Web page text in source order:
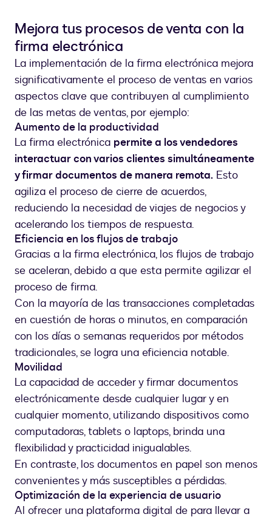
Mejora tus procesos de venta con la
firma electrónica
La implementación de la firma electrónica mejora
significativamente el proceso de ventas en varios
aspectos clave que contribuyen al cumplimiento
de las metas de ventas, por ejemplo:
Aumento de la productividad
La firma electrónica permite a los vendedores
interactuar con varios clientes simultáneamente
y firmar documentos de manera remota. Esto
agiliza el proceso de cierre de acuerdos,
reduciendo la necesidad de viajes de negocios y
acelerando los tiempos de respuesta.
Eficiencia en los flujos de trabajo
Gracias a la firma electrónica, los flujos de trabajo
se aceleran, debido a que esta permite agilizar el
proceso de firma.
Con la mayoría de las transacciones completadas
en cuestión de horas o minutos, en comparación
con los días o semanas requeridos por métodos
tradicionales, se logra una eficiencia notable.
Movilidad
La capacidad de acceder y firmar documentos
electrónicamente desde cualquier lugar y en
cualquier momento, utilizando dispositivos como
computadoras, tablets o laptops, brinda una
flexibilidad y practicidad inigualables.
En contraste, los documentos en papel son menos
convenientes y más susceptibles a pérdidas.
Optimización de la experiencia de usuario
Al ofrecer una plataforma digital de para llevar a